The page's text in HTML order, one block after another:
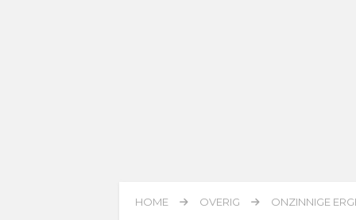
HOME OVERIG ONZINNIGE